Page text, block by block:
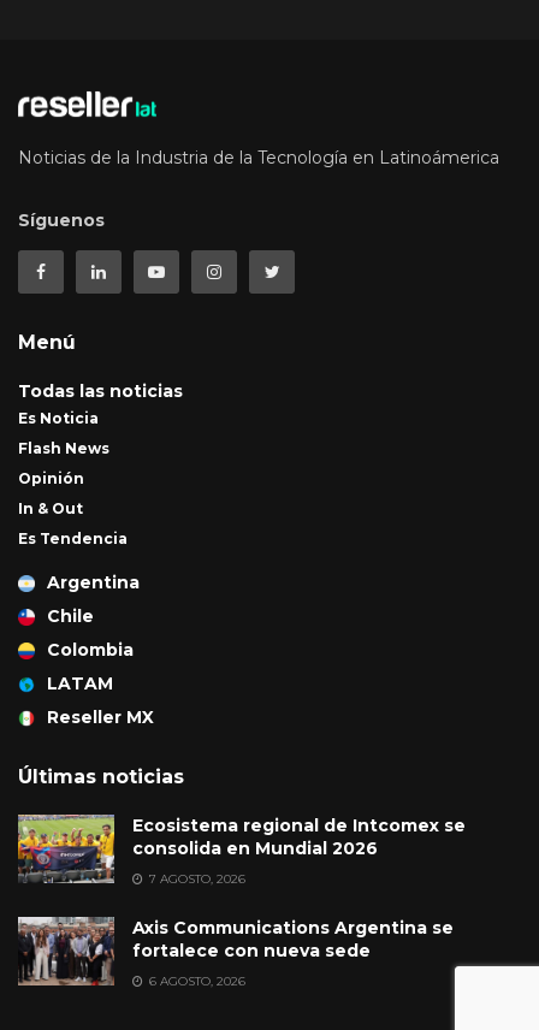
Noticias de la Industria de la Tecnología en Latinoámerica
Síguenos
Menú
Todas las noticias
Es Noticia
Flash News
Opinión
In & Out
Es Tendencia
Argentina
Chile
Colombia
LATAM
Reseller MX
Últimas noticias
Ecosistema regional de Intcomex se
consolida en Mundial 2026
7 AGOSTO, 2026
Axis Communications Argentina se
fortalece con nueva sede
6 AGOSTO, 2026